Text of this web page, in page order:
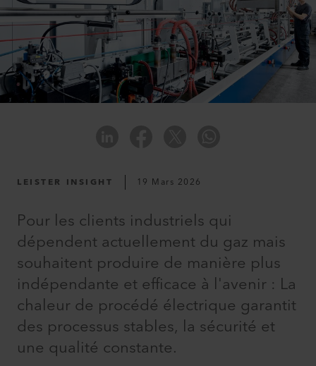
LEISTER INSIGHT 19 Mars 2026
Pour les clients industriels qui
dépendent actuellement du gaz mais
souhaitent produire de manière plus
indépendante et efficace à l'avenir : La
chaleur de procédé électrique garantit
des processus stables, la sécurité et
une qualité constante.